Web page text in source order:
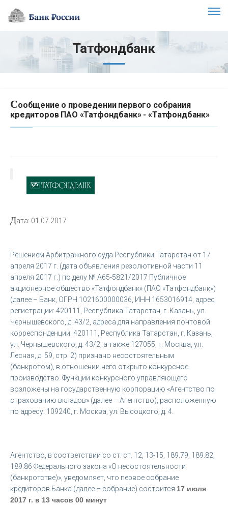
Татфондбанк
Сообщение о проведении первого собрания
кредиторов ПАО «Татфондбанк» - «Татфондбанк»
Дата: 01.07.2017
Решением Арбитражного суда Республики Татарстан от 17
апреля 2017 г. (дата объявления резолютивной части 11
апреля 2017 г.) по делу № А65-5821/2017 Публичное
акционерное общество «Татфондбанк» (ПАО «Татфондбанк»)
(далее – Банк, ОГРН 1021600000036, ИНН 1653016914, адрес
регистрации: 420111, Республика Татарстан, г. Казань, ул.
Чернышевского, д. 43/2, адреса для направления почтовой
корреспонденции: 420111, Республика Татарстан, г. Казань,
ул. Чернышевского, д. 43/2, а также 127055, г. Москва, ул.
Лесная, д. 59, стр. 2) признано несостоятельным
(банкротом), в отношении него открыто конкурсное
производство. Функции конкурсного управляющего
возложены на государственную корпорацию «Агентство по
страхованию вкладов» (далее – Агентство), расположенную
по адресу: 109240, г. Москва, ул. Высоцкого, д. 4.
Агентство, в соответствии со ст. ст. 12, 13-15, 189.79, 189.82,
189.86 Федерального закона «О несостоятельности
(банкротстве)», уведомляет, что первое собрание
кредиторов Банка (далее – собрание) состоится 17 июля
2017 г. в 13 часов 00 минут